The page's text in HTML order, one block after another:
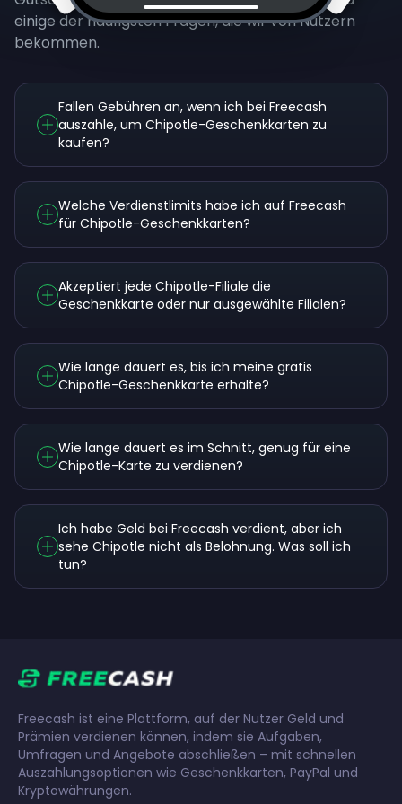
einige der häufigsten Fragen, die wir von Nutzern
bekommen.
Fallen Gebühren an, wenn ich bei Freecash
auszahle, um Chipotle-Geschenkkarten zu
kaufen?
Welche Verdienstlimits habe ich auf Freecash
für Chipotle-Geschenkkarten?
Akzeptiert jede Chipotle-Filiale die
Geschenkkarte oder nur ausgewählte Filialen?
Wie lange dauert es, bis ich meine gratis
Chipotle-Geschenkkarte erhalte?
Wie lange dauert es im Schnitt, genug für eine
Chipotle-Karte zu verdienen?
Ich habe Geld bei Freecash verdient, aber ich
sehe Chipotle nicht als Belohnung. Was soll ich
tun?
Freecash ist eine Plattform, auf der Nutzer Geld und
Prämien verdienen können, indem sie Aufgaben,
Umfragen und Angebote abschließen – mit schnellen
Auszahlungsoptionen wie Geschenkkarten, PayPal und
Kryptowährungen.